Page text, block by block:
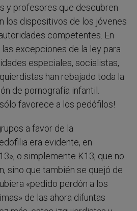
y profesores que descubren
los dispositivos de los jóvenes
competentes. En
las excepciones de la ley para
especiales, socialistas,
han rebajado toda la
de pornografía infantil.
favorece a los pedófilos!
a favor de la
era evidente, en
o simplemente K13, que no
sino que también se quejó de
«pedido perdón a los
de las ahora difuntas